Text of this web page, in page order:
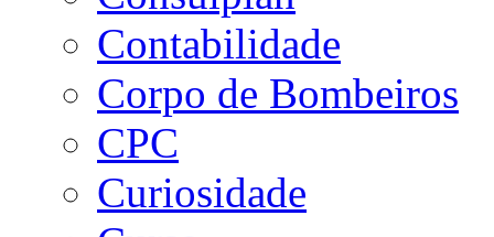
Contabilidade
Corpo de Bombeiros
CPC
Curiosidade